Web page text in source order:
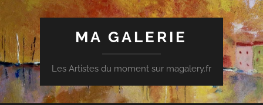
MA GALERIE
Les Artistes du moment sur magalery.fr